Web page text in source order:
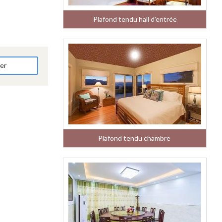
Plafond tendu hall d'entrée
Plafond tendu chambre